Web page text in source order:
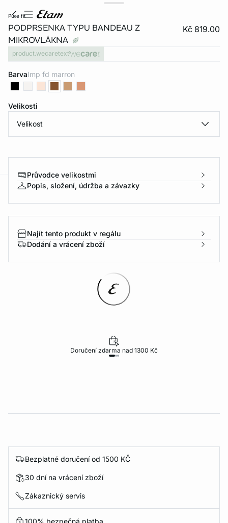
pure fit
PODPRSENKA TYPU BANDEAU Z
MIKROVLÁKNA
Kč 819.00
product.wecaretext
Barva imp fd marron
Velikosti
Velikost
Průvodce velikostmi
Popis, složení, údržba a závazky
Najít tento produkt v regálu
Dodání a vrácení zboží
Doručení zdarma nad 1300 Kč
Bezplatné doručení od 1500 KČ
30 dní na vrácení zboží
Zákaznický servis
100% bezpečná platba